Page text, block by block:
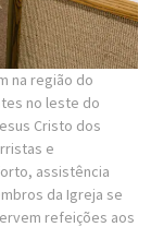
na região do
no leste do
Cristo dos
e
assistência
da Igreja se
refeições aos